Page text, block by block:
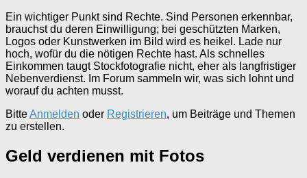
Ein wichtiger Punkt sind Rechte. Sind Personen erkennbar,
brauchst du deren Einwilligung; bei geschützten Marken,
Logos oder Kunstwerken im Bild wird es heikel. Lade nur
hoch, wofür du die nötigen Rechte hast. Als schnelles
Einkommen taugt Stockfotografie nicht, eher als langfristiger
Nebenverdienst. Im Forum sammeln wir, was sich lohnt und
worauf du achten musst.
BitteAnmelden oder Registrieren, um Beiträge und Themen
zu erstellen.
Geld verdienen mit Fotos